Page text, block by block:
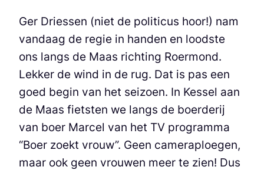
Ger Driessen (niet de politicus hoor!) nam
vandaag de regie in handen en loodste
ons langs de Maas richting Roermond.
Lekker de wind in de rug. Dat is pas een
goed begin van het seizoen. In Kessel aan
de Maas fietsten we langs de boerderij
van boer Marcel van het TV programma
“Boer zoekt vrouw”. Geen cameraploegen,
maar ook geen vrouwen meer te zien! Dus